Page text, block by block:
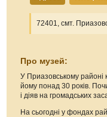
72401, смт.
Про музей:
У Приазовському районі
йому понад 30 років.
і діяв на громадських
На сьогодні у фондах